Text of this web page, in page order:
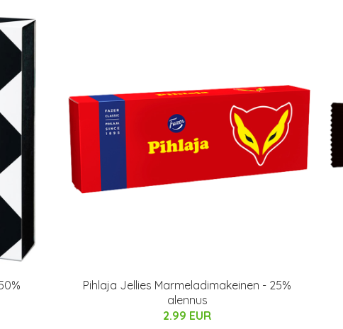
Pihlaja Jellies Marmeladimakeinen - 25%
alennus
2.99 EUR